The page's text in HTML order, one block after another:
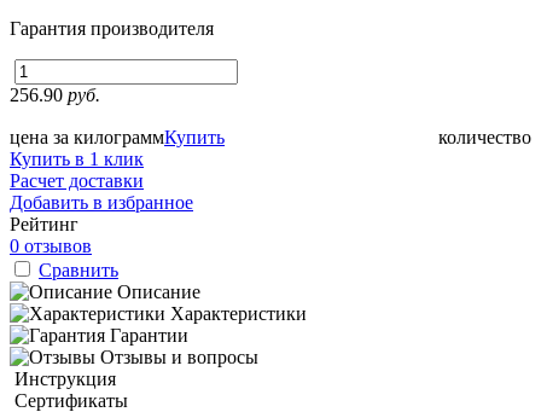
Гарантия производителя
256.90 руб.
цена за килограмм количество
Купить
Купить в 1 клик
Расчет доставки
Добавить в избранное
Рейтинг
0 отзывов
Сравнить
Описание
Характеристики
Гарантии
Отзывы и вопросы
Инструкция
Сертификаты